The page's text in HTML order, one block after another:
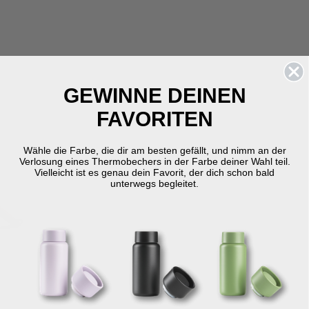
GEWINNE DEINEN
FAVORITEN
Wähle die Farbe, die dir am besten gefällt, und nimm an der
Verlosung eines Thermobechers in der Farbe deiner Wahl teil.
Vielleicht ist es genau dein Favorit, der dich schon bald
unterwegs begleitet.